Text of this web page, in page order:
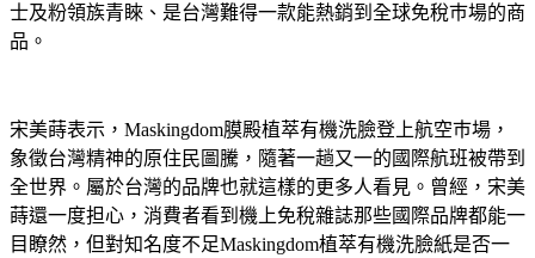
士及粉領族青睞、是台灣難得一款能熱銷到全球免稅巿場的商
品。
宋美蒔表示，Maskingdom膜殿植萃有機洗臉登上航空巿場，
象徵台灣精神的原住民圖騰，隨著一趟又一的國際航班被帶到
全世界。屬於台灣的品牌也就這樣的更多人看見。曾經，宋美
蒔還一度担心，消費者看到機上免稅雜誌那些國際品牌都能一
目瞭然，但對知名度不足Maskingdom植萃有機洗臉紙是否一